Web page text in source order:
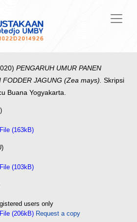
PENGARUH UMUR PANEN
FODDER JAGUNG (Zea mays). Skripsi
Buana Yogyakarta.
File (163kB)
File (103kB)
users only
File (206kB) Request a copy